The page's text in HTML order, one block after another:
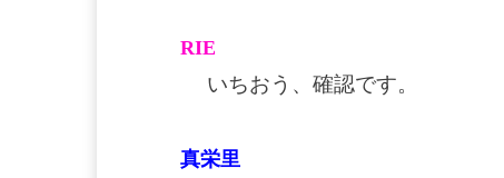
RIE
いちおう、確認です。
真栄里